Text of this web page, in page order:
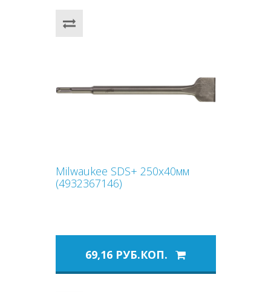
Milwaukee SDS+ 250x40мм
(4932367146)
69,16 РУБ.КОП.